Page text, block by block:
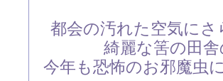
都会の汚れた空気に
綺麗な筈の田
今年も恐怖のお邪魔虫